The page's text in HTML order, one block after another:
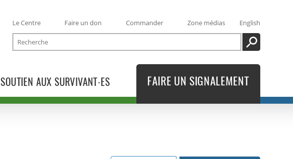
SOUTIEN AUX SURVIVANT·ES
Le Centre Faire un don Commander Zone médias
English
Recherche
RECHERCHE
FAIRE UN SIGNALEMENT